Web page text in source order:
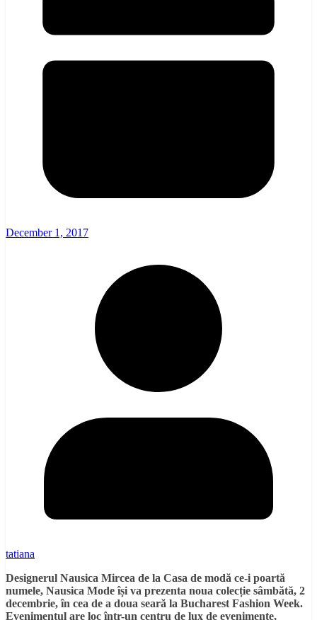
December 1, 2017
tatiana
Designerul Nausica Mircea de la Casa de modă ce-i poartă
numele, Nausica Mode își va prezenta noua colecție sâmbătă, 2
decembrie, în cea de a doua seară la Bucharest Fashion Week.
Evenimentul are loc într-un centru de lux de evenimente,